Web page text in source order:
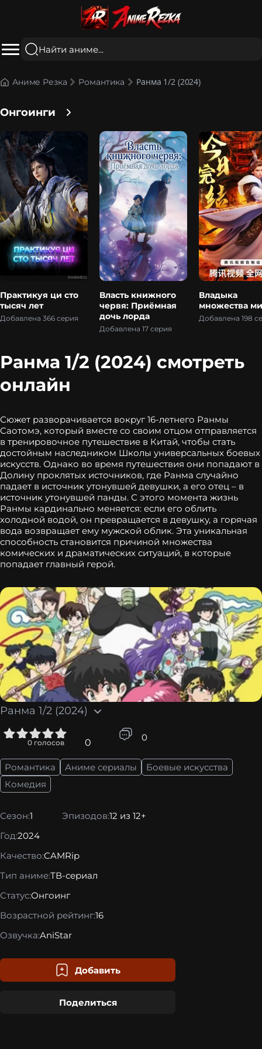
Аниме Резка Романтика Ранма 1/2 (2024)
Онгоинги
Практикуя ци сто
тысяч лет
Добавлена 366 серия
Власть книжного
червя: Приёмная
дочь лорда
Добавлена 17 серия
Владыка
множества
Добавлена 198
Ранма 1/2 (2024) смотреть
онлайн
Сюжет разворачивается вокруг 16-летнего Ранмы
Саотомэ, который вместе со своим отцом отправляется
в тренировочное путешествие в Китай, чтобы стать
достойным наследником Школы универсальных боевых
искусств. Однако во время путешествия они попадают в
Долину проклятых источников, где Ранма случайно
падает в источник утонувшей девушки, а его отец – в
источник утонувшей панды. С этого момента жизнь
Ранмы кардинально меняется: если его облить
холодной водой, он превращается в девушку, а горячая
вода возвращает ему мужской облик. Эта уникальная
способность становится причиной множества
комических и драматических ситуаций, в которые
попадает главный герой.
Ранма 1/2 (2024)
0 голосов 0 0
Романтика Аниме сериалы
Боевые искусства
Комедия
Сезон:1 Эпизодов:12 из 12+
Год:2024
Качество:CAMRip
Тип аниме:ТВ-сериал
Статус:Онгоинг
Возрастной рейтинг:16
Озвучка:AniStar
Добавить
Поделиться